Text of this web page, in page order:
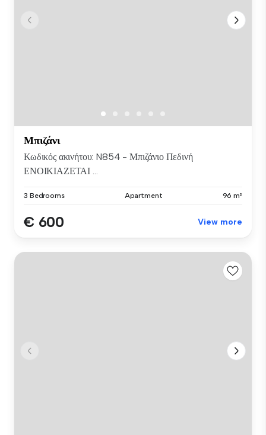
Μπιζάνι
Κωδικός ακινήτου: N854 - Μπιζάνιο Πεδινή
ΕΝΟΙΚΙΑΖΕΤΑΙ ...
3 Bedrooms Apartment 96 m²
€ 600 View more